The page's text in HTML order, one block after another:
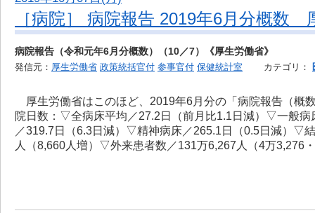
［病院］ 病院報告 2019年6月分概数
病院報告（令和元年6月分概数）（10／7）《厚生労働省》
発信元： 厚生労働省 政策統括官付 参事官付 保健統計室 カテゴリ：
厚生労働省はこのほど、2019年6月分の「病院報告（概
院日数：▽全病床平均／27.2日（前月比1.1日減）▽一般
／319.7日（6.3日減）▽精神病床／265.1日（0.5日減）▽
人（8,660人増）▽外来患者数／131万6,267人（4万3,276